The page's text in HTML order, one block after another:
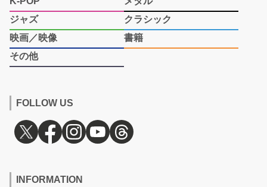
ジャズ
クラシック
映画／映像
書籍
その他
FOLLOW US
INFORMATION